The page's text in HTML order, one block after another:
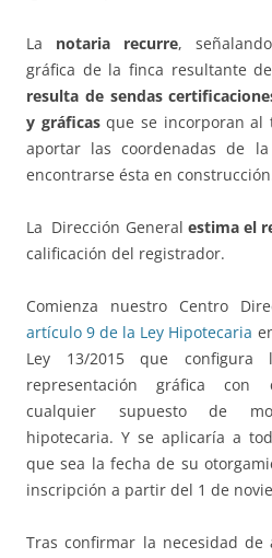
La notaria recurre,
gráfica de la finca resultante
resulta de sendas
y gráficasque se incorporan al
aportar las coordenadas de
encontrarse ésta en
La Dirección General estima el
calificación del registrador.
Comienza nuestro Centro
artículo 9 de la Ley Hipotecaria
Ley 13/2015 que
representación gráfica con
cualquier supuesto de
hipotecaria. Y se aplicaría a
que sea la fecha de su
inscripción a partir del 1 de
Tras confirmar la necesidad